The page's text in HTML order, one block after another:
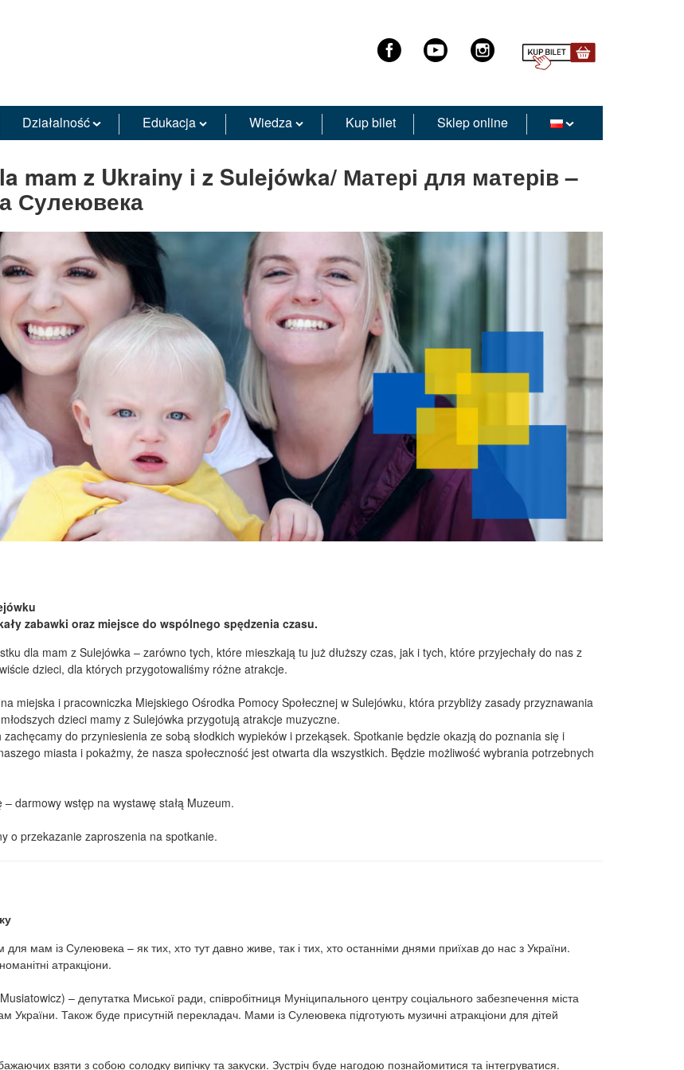
Działalność Edukacja Wiedza Kup bilet Sklep online
mam z Ukrainy i z Sulejówka/ Матері для матерів –
Сулеювека
zabawki oraz miejsce do wspólnego spędzenia czasu.
dla mam z Sulejówka – zarówno tych, które mieszkają tu już dłuższy czas, jak i tych, które przyjechały do nas z
dzieci, dla których przygotowaliśmy różne atrakcje.
miejska i pracowniczka Miejskiego Ośrodka Pomocy Społecznej w Sulejówku, która przybliży zasady przyznawania
dzieci mamy z Sulejówka przygotują atrakcje muzyczne.
do przyniesienia ze sobą słodkich wypieków i przekąsek. Spotkanie będzie okazją do poznania się i
miasta i pokażmy, że nasza społeczność jest otwarta dla wszystkich. Będzie możliwość wybrania potrzebnych
darmowy wstęp na wystawę stałą Muzeum.
o przekazanie zaproszenia na spotkanie.
мам із Сулеювека – як тих, хто тут давно живе, так і тих, хто останніми днями приїхав до нас з України.
атракціони.
– депутатка Миської ради, співробітниця Муніципального центру соціального забезпечення міста
Також буде присутній перекладач. Мами із Сулеювека підготують музичні атракціони для дітей
взяти з собою солодку випічку та закуски. Зустріч буде нагодою познайомитися та інтегруватися.